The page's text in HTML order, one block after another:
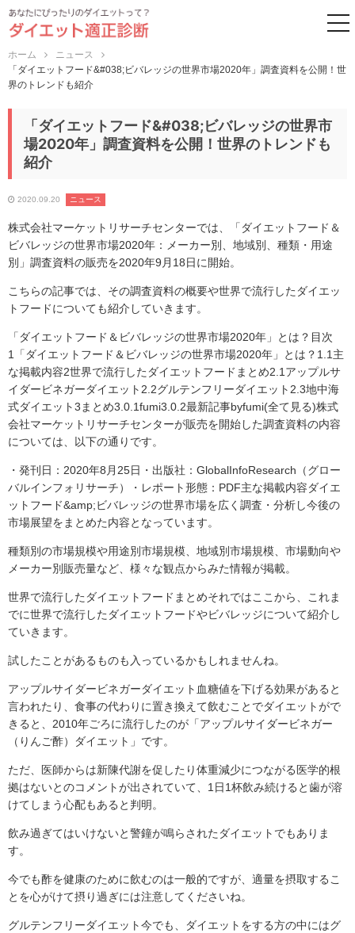
ホーム
ニュース
「ダイエットフード&#038;ビバレッジの世界市場2020年」調査資料を公開！世
界のトレンドも紹介
「ダイエットフード&#038;ビバレッジの世界市
場2020年」調査資料を公開！世界のトレンドも
紹介
2020.09.20 ニュース
株式会社マーケットリサーチセンターでは、「ダイエットフード＆
ビバレッジの世界市場2020年：メーカー別、地域別、種類・用途
別」調査資料の販売を2020年9月18日に開始。
こちらの記事では、その調査資料の概要や世界で流行したダイエッ
トフードについても紹介していきます。
「ダイエットフード＆ビバレッジの世界市場2020年」とは？目次
1「ダイエットフード＆ビバレッジの世界市場2020年」とは？1.1主
な掲載内容2世界で流行したダイエットフードまとめ2.1アップルサ
イダービネガーダイエット2.2グルテンフリーダイエット2.3地中海
式ダイエット3まとめ3.0.1fumi3.0.2最新記事byfumi(全て見る)株式
会社マーケットリサーチセンターが販売を開始した調査資料の内容
については、以下の通りです。
・発刊日：2020年8月25日・出版社：GlobalInfoResearch（グロー
バルインフォリサーチ）・レポート形態：PDF主な掲載内容ダイエ
ットフード&amp;ビバレッジの世界市場を広く調査・分析し今後の
市場展望をまとめた内容となっています。
種類別の市場規模や用途別市場規模、地域別市場規模、市場動向や
メーカー別販売量など、様々な観点からみた情報が掲載。
世界で流行したダイエットフードまとめそれではここから、これま
でに世界で流行したダイエットフードやビバレッジについて紹介し
ていきます。
試したことがあるものも入っているかもしれませんね。
アップルサイダービネガーダイエット血糖値を下げる効果があると
言われたり、食事の代わりに置き換えて飲むことでダイエットがで
きると、2010年ごろに流行したのが「アップルサイダービネガー
（りんご酢）ダイエット」です。
ただ、医師からは新陳代謝を促したり体重減少につながる医学的根
拠はないとのコメントが出されていて、1日1杯飲み続けると歯が溶
けてしまう心配もあると判明。
飲み過ぎてはいけないと警鐘が鳴らされたダイエットでもありま
す。
今でも酢を健康のために飲むのは一般的ですが、適量を摂取するこ
とを心がけて摂り過ぎには注意してくださいね。
グルテンフリーダイエット今でも、ダイエットをする方の中にはグ